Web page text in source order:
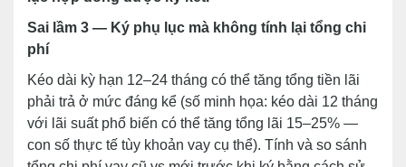
Sai lầm 3 — Ký phụ lục mà không tính lại tổng chi
phí
Kéo dài kỳ hạn 12–24 tháng có thể tăng tổng tiền lãi
phải trả ở mức đáng kể (số minh họa: kéo dài 12 tháng
với lãi suất phổ biến có thể tăng tổng lãi 15–25% —
con số thực tế tùy khoản vay cụ thể). Tính và so sánh